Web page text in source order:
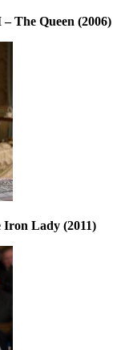
The Queen (2006)
Lady (2011)